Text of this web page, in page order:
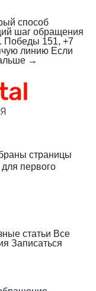
способ
шаг обращения
Победы 151, +7
линию Если
→
страницы
первого
статьи Все
Записаться